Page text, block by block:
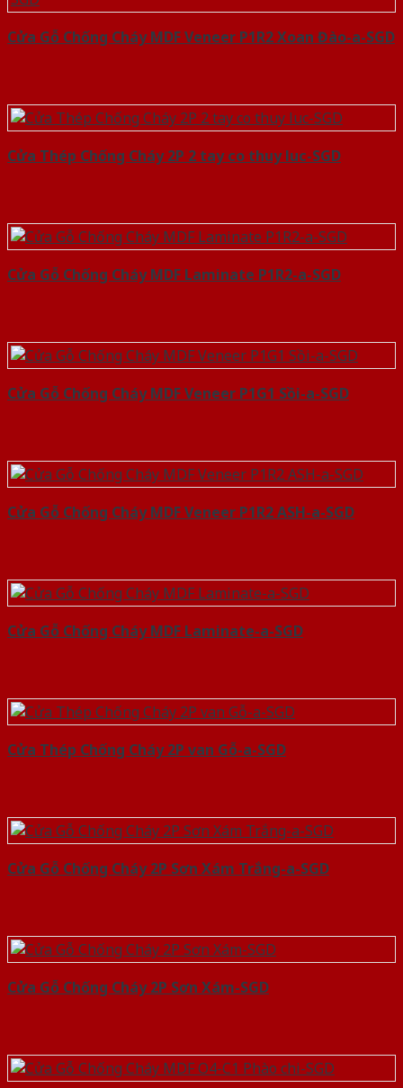
Cửa Gỗ Chống Cháy MDF Veneer P1R2 Xoan Đào-a-SGD
Cửa Thép Chống Cháy 2P 2 tay co thuy luc-SGD
Cửa Gỗ Chống Cháy MDF Laminate P1R2-a-SGD
Cửa Gỗ Chống Cháy MDF Veneer P1G1 Sồi-a-SGD
Cửa Gỗ Chống Cháy MDF Veneer P1R2 ASH-a-SGD
Cửa Gỗ Chống Cháy MDF Laminate-a-SGD
Cửa Thép Chống Cháy 2P van Gỗ-a-SGD
Cửa Gỗ Chống Cháy 2P Sơn Xám Trắng-a-SGD
Cửa Gỗ Chống Cháy 2P Sơn Xám-SGD